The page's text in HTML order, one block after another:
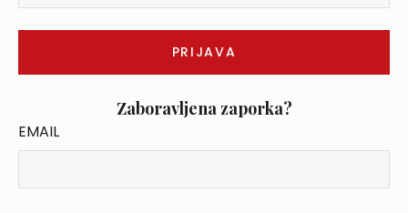
Zaboravljena zaporka?
EMAIL